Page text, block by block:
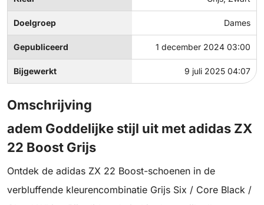
Doelgroep Dames
Gepubliceerd 1 december 2024 03:00
Bijgewerkt 9 juli 2025 04:07
Omschrijving
adem Goddelijke stijl uit met adidas ZX
22 Boost Grijs
Ontdek de adidas ZX 22 Boost-schoenen in de
verbluffende kleurencombinatie Grijs Six / Core Black /